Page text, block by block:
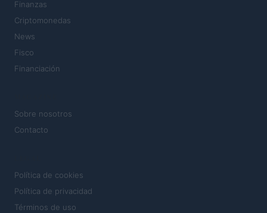
Finanzas
Criptomonedas
News
Fisco
Financiación
Sobre nosotros
Contacto
Política de cookies
Política de privacidad
Términos de uso